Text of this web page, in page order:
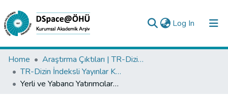
Log In (current)
Collections
All of DSpace
Home
Araştırma Çıktıları | TR-Dizin | WoS | Scopus | PubMed
TR-Dizin İndeksli Yayınlar Koleksiyonu
Yerli ve Yabancı Yatırımcılara Ait Risk İştahlarının İncelenmesi: Türkiye Örneği